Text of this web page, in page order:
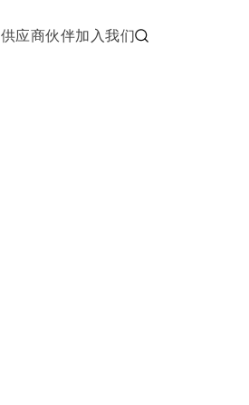
供应商伙伴加入我们